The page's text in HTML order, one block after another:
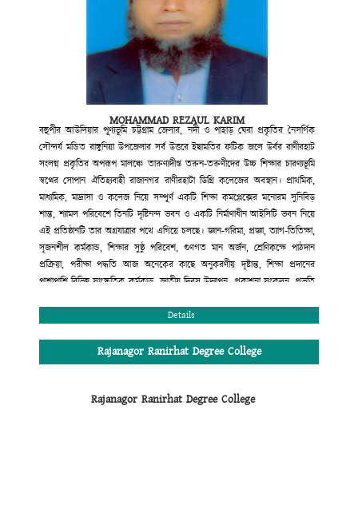
স্বাস্থ্য পরিচর্যার এক উৎকৃষ্ট কেন্দ্র রাজানগর রানীরহাট ডিগ্রি কলেজ সব সময় নতুন
সূর্যের দিকে অগ্রসরমাণ থাকবে এই আমার বিশ্বাস।
কে. আর. এম পেয়ারউদ্দিন মাহমুদ চৌধুরী
কলেজ গভনিং বডি
রাজানগর রানিরহাট ডিগ্রি কলেজ
রাঙ্গুনিয়া, চট্টগ্রাম।
MOHAMMAD REZAUL KARIM
বহুপীর আউলিয়ার পূণ্যভূমি চট্টগ্রাম জেলার, নদী ও পাহাড় ঘেরা প্রকৃতির নৈসর্গিক
সৌন্দর্য মন্ডিত রাঙ্গুনিয়া উপজেলার সর্ব উত্তরে ইছামতির ফটিক জলে উর্বর রাণীরহাট
সংলগ্ন প্রকৃতির অপরূপ মালঞ্চে তারুণ্যদীপ্ত তরুন-তরুণীদের উচ্চ শিক্ষার চারণ্যভূমি
স্বপ্নের সোপান ঐতিহ্যবাহী রাজানগর রাণীরহাটা ডিগ্রি কলেজের অবস্থান। প্রাথমিক,
মাধ্যমিক, মাদ্রাসা ও কলেজ নিয়ে সম্পূর্ণ একটি শিক্ষা কমপ্লেক্সের মনোরম সুনিবিড়
শান্ত, শ্যামল পরিবেশে তিনটি দৃষ্টিনন্দ ভবন ও একটি নির্মাণাধীন আইসিটি ভবন নিয়ে
এই প্রতিষ্ঠানটি তার অগ্রযাত্রার পথে এগিয়ে চলছে। জ্ঞান-গরিমা, প্রজ্ঞা, ত্যাগ-তিতিক্ষা,
সৃজনশীল কর্মকান্ড, শিক্ষার সুষ্ঠু পরিবেশ, গুণগত মান অর্জন, শ্রেণিকক্ষে পাঠদান
প্রক্রিয়া, পরীক্ষা পদ্ধতি আজ অনেকের কাছে অনুকরণীয় দৃষ্টান্ত, শিক্ষা প্রদানের
পাশাপাশি বিভিন্ন সাংস্কৃতিক কর্মকান্ড, জাতীয় দিবস উদ্যাপন, প্রকাশনা সংকলন, প্রভৃতি
সাংস্কৃতির চর্চায় এ প্রতিষ্ঠান অগ্রণী ভূমিকা পালন করছে। শিক্ষা প্রদানের ক্ষেত্রে সম্পূর্ণ
শিক্ষাকার্যক্রম সন্নিবেশিত অ্যাকাডেমিক ক্যালেন্ডার, ধুমপান রাজনীতিমুক্ত পরিবেশ
অত্যন্ত যত্মসহকারে দক্ষ, অভিজ্ঞ শিক্ষকমন্ডলী দ্বারা পাঠদান। এরই ফলশ্রুতি বরাবর এ
ক্ষেত্রে দ্বিতীয় স্থান অধিকার করে আসছে। এছাড়া কলেজের অভ্যন্তরীণ আইন-শৃঙ্খলা
Details
Rajanagor Ranirhat Degree College
Rajanagor Ranirhat Degree College